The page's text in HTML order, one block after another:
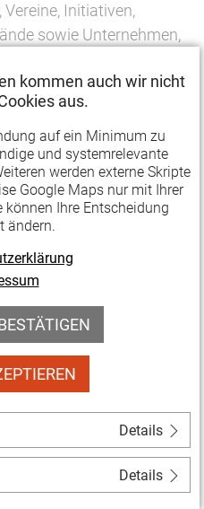
Initiativen,
sowie Unternehmen,
Einwohner*innen
darauf gerichtet sein,
zu erreichen:
abzubauen.
Diskussionen und
in der Kommune und
Politik, Verwaltung und
können.
fördern.
kommen auch wir nicht
aus.
auf ein Minimum zu
und systemrelevante
werden externe Skripte
Google Maps nur mit Ihrer
Ihre Entscheidung
ändern.
Details
Details